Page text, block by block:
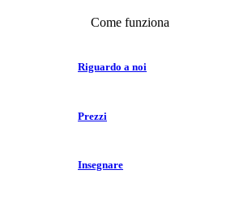
Come funziona
Riguardo a noi
Prezzi
Insegnare